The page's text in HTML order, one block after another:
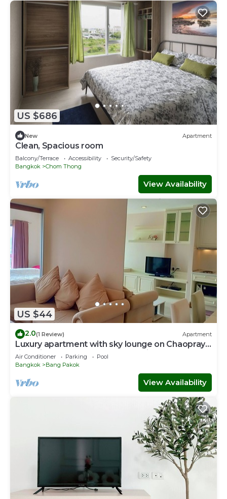
US $686
New Apartment
Clean, Spacious room
Balcony/Terrace Accessibility
Security/Safety
Bangkok
Chom Thong
View Availability
US $44
2.0(1 Review) Apartment
Luxury apartment with sky lounge on Chaopraya
river view&Bangkok panorama view.
Air Conditioner Parking
Pool
Bangkok
Bang Pakok
View Availability